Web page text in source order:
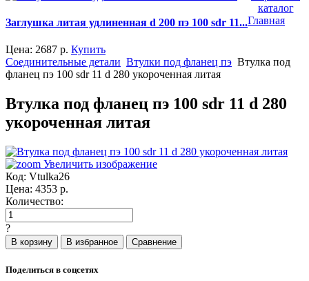
Заглушка литая удлиненная d 200 пэ 100 sdr 11...
Цена: 2687 р. Купить
каталог
Главная
Соединительные детали Втулки под фланец пэ Втулка под
фланец пэ 100 sdr 11 d 280 укороченная литая
Втулка под фланец пэ 100 sdr 11 d 280
укороченная литая
Увеличить изображение
Код: Vtulka26
Цена: 4353 р.
Количество:
?
Поделиться в соцсетях